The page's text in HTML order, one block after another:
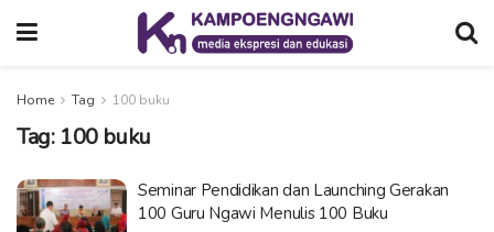
Home Tag 100 buku
Tag: 100 buku
Seminar Pendidikan dan Launching Gerakan
100 Guru Ngawi Menulis 100 Buku